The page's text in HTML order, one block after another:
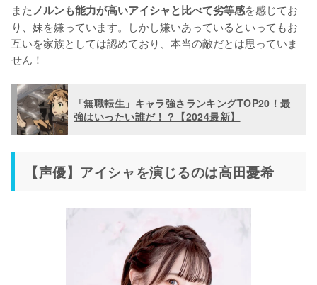
またノルンも能力が高いアイシャと比べて劣等感を感じてお
り、妹を嫌っています。しかし嫌いあっているといってもお
互いを家族としては認めており、本当の敵だとは思っていま
せん！
「無職転生」キャラ強さランキングTOP20！最
強はいったい誰だ！？【2024最新】
【声優】アイシャを演じるのは高田憂希